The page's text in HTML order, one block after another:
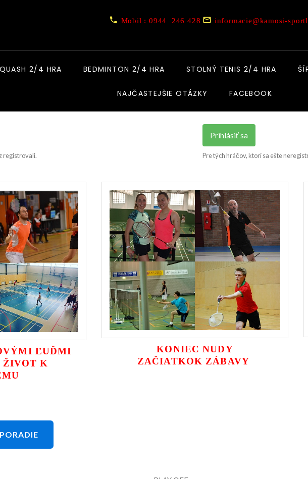
Mobil : 0944 246 428 informacie@kamosi-
2/4 HRA BEDMINTON 2/4 HRA STOLNÝ TENIS 2/4 HRA
NAJČASTEJŠIE OTÁZKY FACEBOOK
registrovali.
Prihlásiť sa
Pre tých hráčov, ktorí sa ešte
ĽUĎMI
ŽIVOT K
KONIEC NUDY
ZAČIATKOK ZÁBAVY
PORADIE